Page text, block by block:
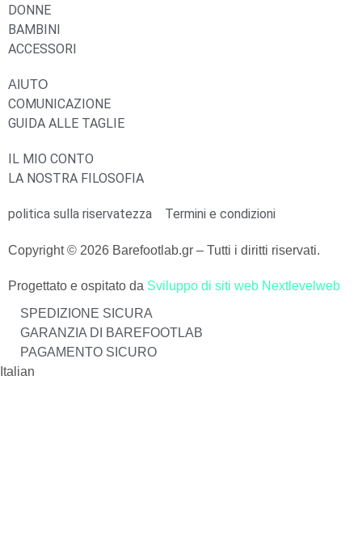
DONNE
BAMBINI
ACCESSORI
AIUTO
COMUNICAZIONE
GUIDA ALLE TAGLIE
IL MIO CONTO
LA NOSTRA FILOSOFIA
politica sulla riservatezza Termini e condizioni
Copyright © 2026 Barefootlab.gr – Tutti i diritti riservati.
Progettato e ospitato da Sviluppo di siti web Nextlevelweb
SPEDIZIONE SICURA
GARANZIA DI BAREFOOTLAB
PAGAMENTO SICURO
Italian